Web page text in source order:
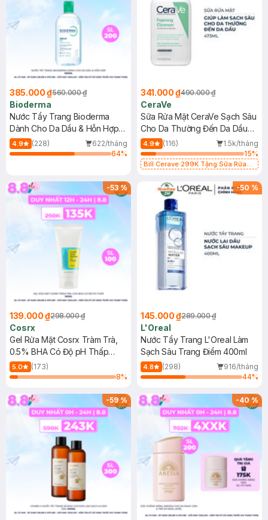
385.000 ₫560.000 ₫
Bioderma
Nước Tẩy Trang Bioderma
Dành Cho Da Dầu & Hỗn Hợp
500ml
4.9 (228)
622/tháng
64%
341.000 ₫490.000 ₫
CeraVe
Sữa Rửa Mặt CeraVe Sạch Sâu
Cho Da Thường Đến Da Dầu
473ml
4.9 (116)
1.5k/tháng
15%
Bill Cerave 299K Tặng Sữa Rửa
-53%
139.000 ₫298.000 ₫
Cosrx
Gel Rửa Mặt Cosrx Tràm Trà,
0.5% BHA Có Độ pH Thấp
150ml
5.0
(173)
8%
-50 %
145.000 ₫289.000 ₫
L'Oreal
Nước Tẩy Trang L'Oreal Làm
Sạch Sâu Trang Điểm 400ml
4.8 (298)
916/tháng
44%
-59% -40%